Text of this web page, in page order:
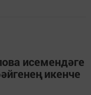
исемендәге
икенче